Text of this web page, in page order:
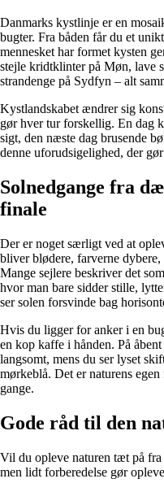
Danmarks kystlinje er en
bugter. Fra båden får du et
mennesket har formet kysten
stejle kridtklinter på Møn, lave
strandenge på Sydfyn – alt
Kystlandskabet ændrer sig
gør hver tur forskellig. En dag
sigt, den næste dag brusende
denne uforudsigelighed, der
Solnedgange fra
finale
Der er noget særligt ved at
bliver blødere, farverne
Mange sejlere beskriver det
hvor man bare sidder stille,
ser solen forsvinde bag
Hvis du ligger for anker i en
en kop kaffe i hånden. På
langsomt, mens du ser lyset
mørkeblå. Det er naturens
gange.
Gode råd til den
Vil du opleve naturen tæt på
men lidt forberedelse gør